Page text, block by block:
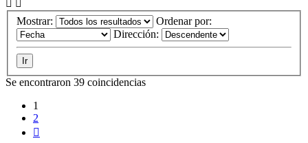
Mostrar:
Ordenar por:
Dirección:
Se encontraron 39 coincidencias
1
2